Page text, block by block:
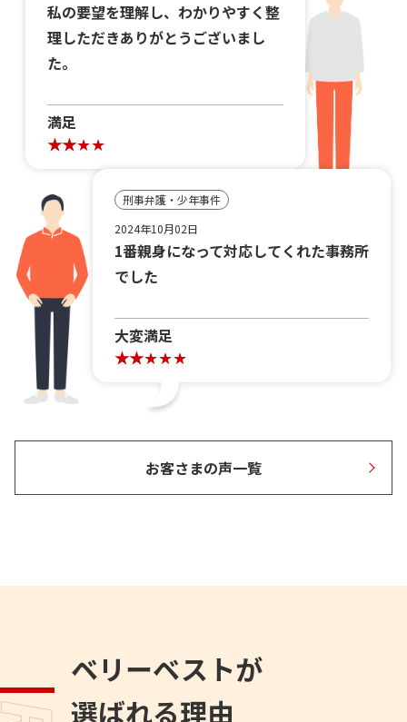
私の要望を理解し、わかりやすく整
理しただきありがとうございまし
た。
満足
刑事弁護・少年事件
2024年10月02日
1番親身になって対応してくれた事務所
でした
大変満足
お客さまの声一覧
ベリーベストが
選ばれる理由